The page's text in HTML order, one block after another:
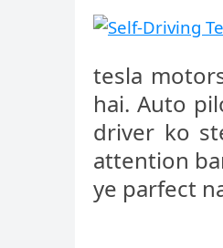
tesla
hai. Auto
driver ko
attention
ye parfect